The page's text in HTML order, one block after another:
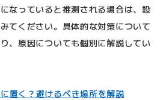
なっていると推測される場合は、設
てください。具体的な対策について
、原因についても個別に解説してい
置く？避けるべき場所を解説